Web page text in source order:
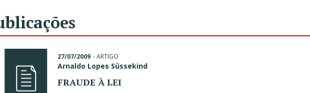
27/07/2009 -ARTIGO
Arnaldo Lopes Süssekind
FRAUDE À LEI